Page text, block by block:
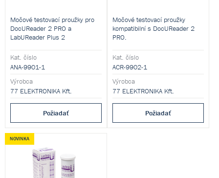
Močové testovací proužky pro
DocUReader 2 PRO a
LabUReader Plus 2
Kat. číslo
ANA-9901-1
Výrobca
77 ELEKTRONIKA Kft.
Požiadať
Močové testovací proužky
kompatibilní s DocUReader 2
PRO.
Kat. číslo
ACR-9902-1
Výrobca
77 ELEKTRONIKA Kft.
Požiadať
NOVINKA